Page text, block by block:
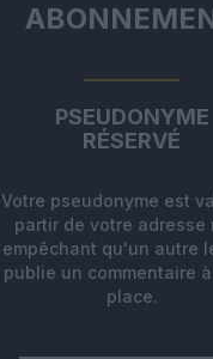
PSEUDONYME
RÉSERVÉ
Votre pseudonyme est
partir de votre adresse
empêchant qu'un autre
publie un commentaire
place.